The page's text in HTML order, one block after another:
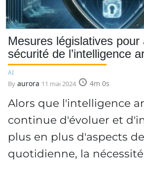
Mesures législatives pour
sécurité de l’intelligence
AI
By aurora 11 mai 2024 4m 0s
Alors que l'intelligence
continue d'évoluer et
plus en plus d'aspects
quotidienne, la